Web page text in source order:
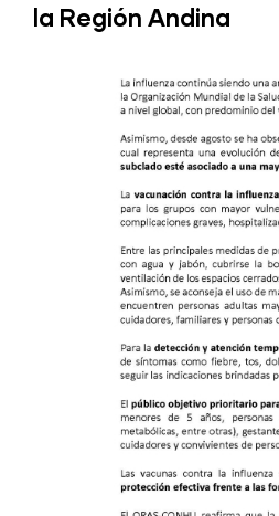
la Región Andina